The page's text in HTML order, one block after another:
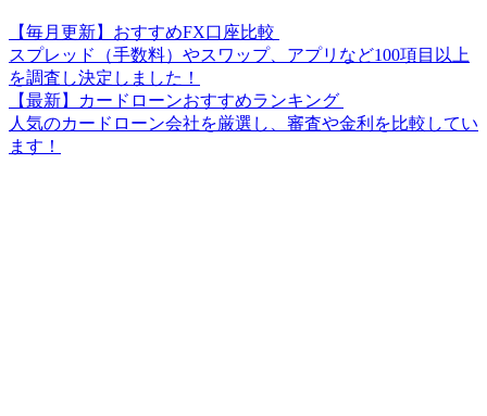
【毎月更新】おすすめFX口座比較
スプレッド（手数料）やスワップ、アプリなど100項目以上
を調査し決定しました！
【最新】カードローンおすすめランキング
人気のカードローン会社を厳選し、審査や金利を比較してい
ます！